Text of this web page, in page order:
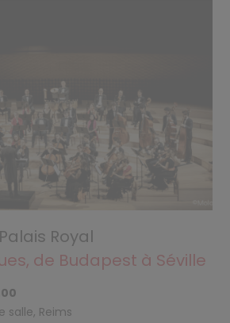
Royal
de Budapest à Séville
salle, Reims